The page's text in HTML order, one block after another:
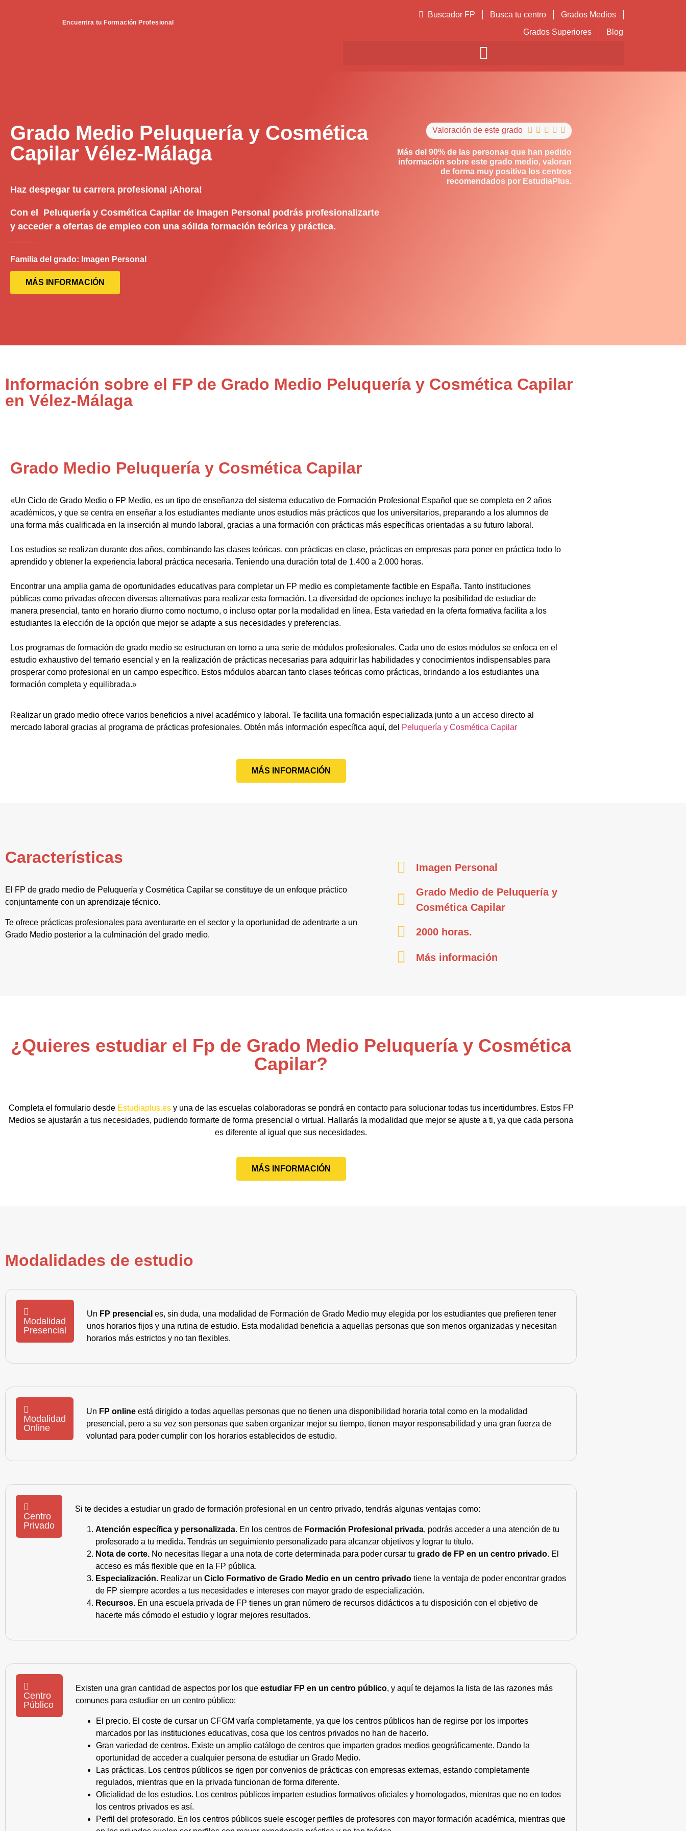
Encuentra tu Formación Profesional
Buscador FP Busca tu centro
Grados Medios
Grados Superiores
Blog
Grado Medio Peluquería y Cosmética
Capilar Vélez-Málaga
Haz despegar tu carrera profesional ¡Ahora!
Con el Peluquería y Cosmética Capilar de Imagen Personal podrás profesionalizarte
y acceder a ofertas de empleo con una sólida formación teórica y práctica.
Familia del grado: Imagen Personal
MÁS INFORMACIÓN
Valoración de este grado     
Más del 90% de las personas que han pedido
información sobre este grado medio, valoran
de forma muy positiva los centros
recomendados por EstudiaPlus.
Información sobre el FP de Grado Medio Peluquería y Cosmética Capilar
en Vélez-Málaga
Grado Medio Peluquería y Cosmética Capilar
«Un Ciclo de Grado Medio o FP Medio, es un tipo de enseñanza del sistema educativo de Formación Profesional Español que se completa en 2 años
académicos, y que se centra en enseñar a los estudiantes mediante unos estudios más prácticos que los universitarios, preparando a los alumnos de
una forma más cualificada en la inserción al mundo laboral, gracias a una formación con prácticas más específicas orientadas a su futuro laboral.
Los estudios se realizan durante dos años, combinando las clases teóricas, con prácticas en clase, prácticas en empresas para poner en práctica todo lo
aprendido y obtener la experiencia laboral práctica necesaria. Teniendo una duración total de 1.400 a 2.000 horas.
Encontrar una amplia gama de oportunidades educativas para completar un FP medio es completamente factible en España. Tanto instituciones
públicas como privadas ofrecen diversas alternativas para realizar esta formación. La diversidad de opciones incluye la posibilidad de estudiar de
manera presencial, tanto en horario diurno como nocturno, o incluso optar por la modalidad en línea. Esta variedad en la oferta formativa facilita a los
estudiantes la elección de la opción que mejor se adapte a sus necesidades y preferencias.
Los programas de formación de grado medio se estructuran en torno a una serie de módulos profesionales. Cada uno de estos módulos se enfoca en el
estudio exhaustivo del temario esencial y en la realización de prácticas necesarias para adquirir las habilidades y conocimientos indispensables para
prosperar como profesional en un campo específico. Estos módulos abarcan tanto clases teóricas como prácticas, brindando a los estudiantes una
formación completa y equilibrada.»
Realizar un grado medio ofrece varios beneficios a nivel académico y laboral. Te facilita una formación especializada junto a un acceso directo al
mercado laboral gracias al programa de prácticas profesionales. Obtén más información específica aquí, del Peluquería y Cosmética Capilar
MÁS INFORMACIÓN
Características
El FP de grado medio de Peluquería y Cosmética Capilar se constituye de un enfoque práctico
conjuntamente con un aprendizaje técnico.
Te ofrece prácticas profesionales para aventurarte en el sector y la oportunidad de adentrarte a un
Grado Medio posterior a la culminación del grado medio.
Imagen Personal
Grado Medio de Peluquería y
Cosmética Capilar
2000 horas.
Más información
¿Quieres estudiar el Fp de Grado Medio Peluquería y Cosmética
Capilar?
Completa el formulario desde Estudiaplus.esy una de las escuelas colaboradoras se pondrá en contacto para solucionar todas tus incertidumbres. Estos FP
Medios se ajustarán a tus necesidades, pudiendo formarte de forma presencial o virtual. Hallarás la modalidad que mejor se ajuste a ti, ya que cada persona
es diferente al igual que sus necesidades.
MÁS INFORMACIÓN
Modalidades de estudio
Modalidad
Presencial
Un FP presencial es, sin duda, una modalidad de Formación de Grado Medio muy elegida por los estudiantes que prefieren tener
unos horarios fijos y una rutina de estudio. Esta modalidad beneficia a aquellas personas que son menos organizadas y necesitan
horarios más estrictos y no tan flexibles.
Modalidad
Online
Un FP online está dirigido a todas aquellas personas que no tienen una disponibilidad horaria total como en la modalidad
presencial, pero a su vez son personas que saben organizar mejor su tiempo, tienen mayor responsabilidad y una gran fuerza de
voluntad para poder cumplir con los horarios establecidos de estudio.
Centro
Privado
Si te decides a estudiar un grado de formación profesional en un centro privado, tendrás algunas ventajas como:
Atención específica y personalizada. En los centros de Formación Profesional privada, podrás acceder a una atención de tu
profesorado a tu medida. Tendrás un seguimiento personalizado para alcanzar objetivos y lograr tu título.
Nota de corte. No necesitas llegar a una nota de corte determinada para poder cursar tu grado de FP en un centro privado. El
acceso es más flexible que en la FP pública.
Especialización. Realizar un Ciclo Formativo de Grado Medio en un centro privado tiene la ventaja de poder encontrar grados
de FP siempre acordes a tus necesidades e intereses con mayor grado de especialización.
Recursos. En una escuela privada de FP tienes un gran número de recursos didácticos a tu disposición con el objetivo de
hacerte más cómodo el estudio y lograr mejores resultados.
Centro
Público
Existen una gran cantidad de aspectos por los queestudiar FP en un centro público, y aquí te dejamos la lista de las razones más
comunes para estudiar en un centro público:
El precio. El coste de cursar un CFGM varía completamente, ya que los centros públicos han de regirse por los importes
marcados por las instituciones educativas, cosa que los centros privados no han de hacerlo.
Gran variedad de centros. Existe un amplio catálogo de centros que imparten grados medios geográficamente. Dando la
oportunidad de acceder a cualquier persona de estudiar un Grado Medio.
Las prácticas. Los centros públicos se rigen por convenios de prácticas con empresas externas, estando completamente
regulados, mientras que en la privada funcionan de forma diferente.
Oficialidad de los estudios. Los centros públicos imparten estudios formativos oficiales y homologados, mientras que no en todos
los centros privados es así.
Perfil del profesorado. En los centros públicos suele escoger perfiles de profesores con mayor formación académica, mientras que